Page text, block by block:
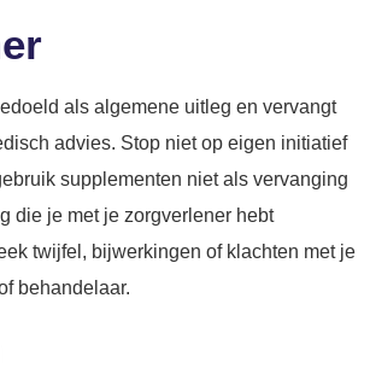
als algemene uitleg en vervangt
advies. Stop niet op eigen initiatief
supplementen niet als vervanging
die je met je zorgverlener hebt
twijfel, bijwerkingen of klachten met je
behandelaar.